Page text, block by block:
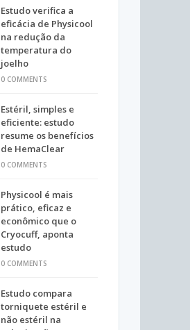
Estudo verifica a
eficácia de Physicool
na redução da
temperatura do
joelho
0 COMMENTS
Estéril, simples e
eficiente: estudo
resume os benefícios
de HemaClear
0 COMMENTS
Physicool é mais
prático, eficaz e
econômico que o
Cryocuff, aponta
estudo
0 COMMENTS
Estudo compara
torniquete estéril e
não estéril na